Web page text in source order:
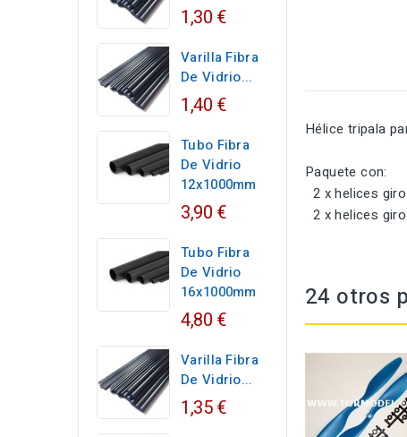
1,30 €
Varilla Fibra
De Vidrio...
1,40 €
Tubo Fibra
De Vidrio
12x1000mm
3,90 €
Tubo Fibra
De Vidrio
16x1000mm
4,80 €
Varilla Fibra
De Vidrio...
1,35 €
Hélice tripala
Paquete con:
2 x helices
2 x helices
24 otros